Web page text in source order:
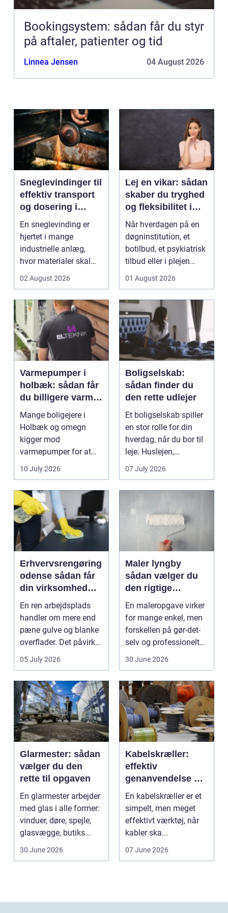
Bookingsystem: sådan får du styr
på aftaler, patienter og tid
Linnea Jensen 04 August 2026
Sneglevindinger til
effektiv transport
og dosering i
industrien
En sneglevinding er
hjertet i mange
industrielle anlæg,
hvor materialer skal
flyttes, doseres eller ...
02 August 2026
Lej en vikar: sådan
skaber du tryghed
og fleksibilitet i
hverdagen
Når hverdagen på en
døgninstitution, et
botilbud, et psykiatrisk
tilbud eller i plejen
pludselig ænd...
01 August 2026
Varmepumper i
holbæk: sådan får
du billigere varme
og bedre
indeklima
Mange boligejere i
Holbæk og omegn
kigger mod
varmepumper for at
sænke
varmeregningen og få
et sunde...
10 July 2026
Boligselskab:
sådan finder du
den rette udlejer
Et boligselskab spiller
en stor rolle for din
hverdag, når du bor til
leje. Huslejen,
vedligeh...
07 July 2026
Erhvervsrengøring
odense sådan får
din virksomhed
mest værdi for
pengene
En ren arbejdsplads
handler om mere end
pæne gulve og blanke
overflader. Det påvirker
både arbejdsmi...
05 July 2026
Maler lyngby
sådan vælger du
den rigtige
fagmand
En maleropgave virker
for mange enkel, men
forskellen på gør-det-
selv og professionelt
arbejde er of...
30 June 2026
Glarmester: sådan
vælger du den
rette til opgaven
En glarmester arbejder
med glas i alle former:
vinduer, døre, spejle,
glasvægge, butiks...
30 June 2026
Kabelskræller:
effektiv
genanvendelse og
bedre økonomi i
kabelhåndtering
En kabelskræller er et
simpelt, men meget
effektivt værktøj, når
kabler ska...
07 June 2026